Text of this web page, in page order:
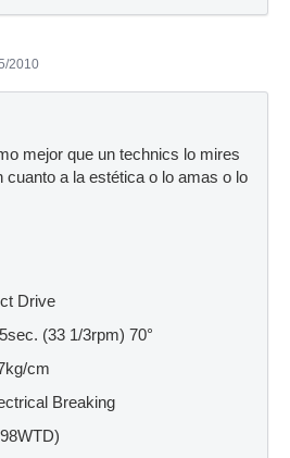
2010
mejor que un technics lo mires
cuanto a la estética o lo amas o lo
Drive
(33 1/3rpm) 70°
cm
Breaking